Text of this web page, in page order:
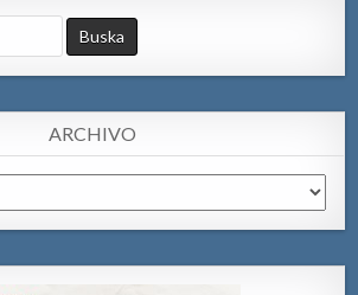
ARCHIVO